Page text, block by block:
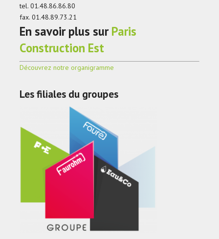
tel. 01.48.86.86.80
fax. 01.48.89.73.21
En savoir plus surParis
Construction Est
Découvrez notre organigramme
Les filiales du groupes